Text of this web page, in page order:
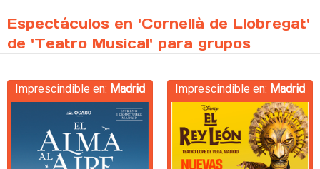
Espectáculos en 'Cornellà de Llobregat'
de 'Teatro Musical' para grupos
Imprescindible en: Madrid Imprescindible en: Madrid